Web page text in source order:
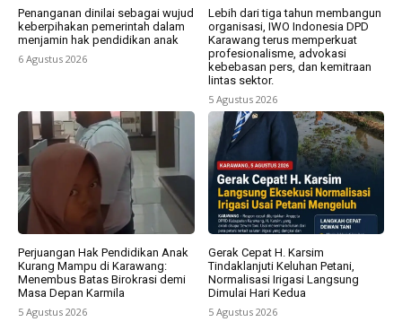
Penanganan dinilai sebagai wujud
keberpihakan pemerintah dalam
menjamin hak pendidikan anak
6 Agustus 2026
Lebih dari tiga tahun membangun
organisasi, IWO Indonesia DPD
Karawang terus memperkuat
profesionalisme, advokasi
kebebasan pers, dan kemitraan
lintas sektor.
5 Agustus 2026
Perjuangan Hak Pendidikan Anak
Kurang Mampu di Karawang:
Menembus Batas Birokrasi demi
Masa Depan Karmila
5 Agustus 2026
Gerak Cepat H. Karsim
Tindaklanjuti Keluhan Petani,
Normalisasi Irigasi Langsung
Dimulai Hari Kedua
5 Agustus 2026